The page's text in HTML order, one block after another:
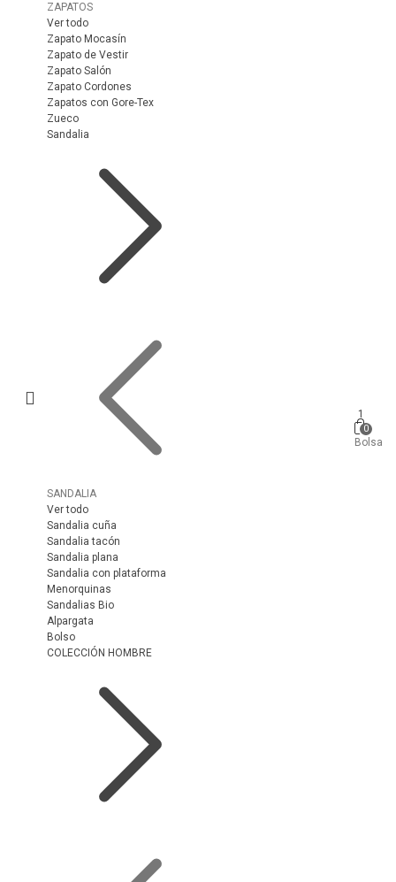
ZAPATOS
Ver todo
Zapato Mocasín
Zapato de Vestir
Zapato Salón
Zapato Cordones
Zapatos con Gore-Tex
Zueco
Sandalia
SANDALIA
Ver todo
Sandalia cuña
Sandalia tacón
Sandalia plana
Sandalia con plataforma
Menorquinas
Sandalias Bio
Alpargata
Bolso
COLECCIÓN HOMBRE
1
0
Bolsa